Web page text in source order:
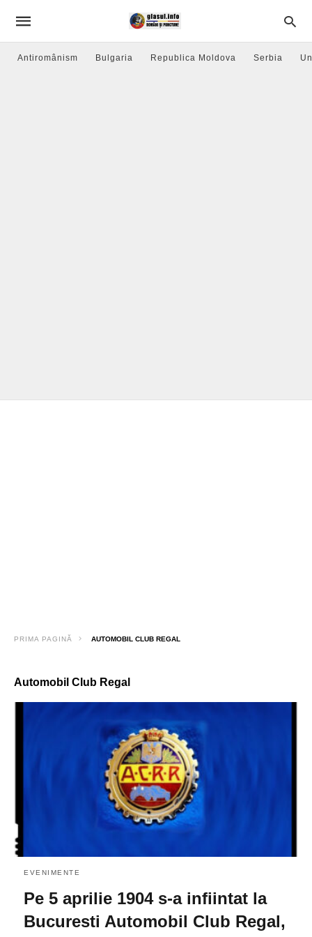
Antiromânism Bulgaria Republica Moldova Serbia
PRIMA PAGINĂ AUTOMOBIL CLUB REGAL
Automobil Club Regal
EVENIMENTE
Pe 5 aprilie 1904 s-a infiintat la
Bucuresti Automobil Club Regal,